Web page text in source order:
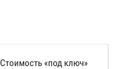
Стоимость «под ключ»